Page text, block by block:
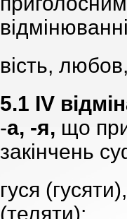
вість,
5.1 IV
-а, -я, що
закінчень
гуся
(теляти);